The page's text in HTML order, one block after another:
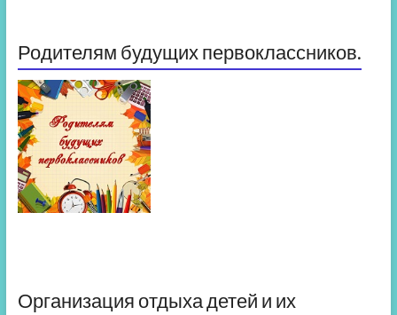
Родителям будущих первоклассников.
Организация отдыха детей и их